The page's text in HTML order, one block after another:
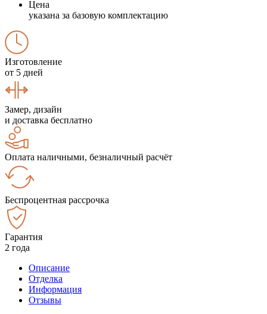
Цена
указана за базовую комплектацию
Изготовление
от 5 дней
Замер, дизайн
и доставка бесплатно
Оплата наличными, безналичный расчёт
Беспроцентная рассрочка
Гарантия
2 года
Описание
Отделка
Информация
Отзывы